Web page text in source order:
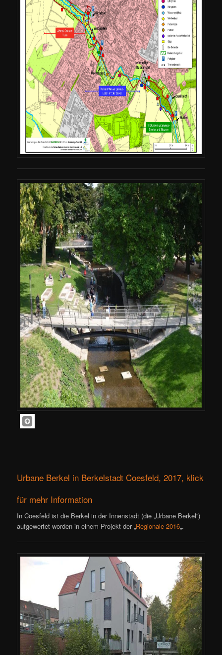
Urbane Berkel in Berkelstadt Coesfeld, 2017, klick
für mehr Information
In Coesfeld ist die Berkel in der Innenstadt (die „Urbane Berkel“)
aufgewertet worden in einem Projekt der „Regionale 2016„.